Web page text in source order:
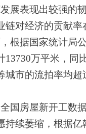
展表现出较强的
链对经济的贡献率
根据国家统计局
13730万平米，同
城市的流拍率均
国房屋新开工数
持续萎缩，根据